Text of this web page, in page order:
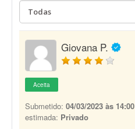
Giovana P.
Aceita
Submetido: 04/03/2023 às 14:00
estimada: Privado